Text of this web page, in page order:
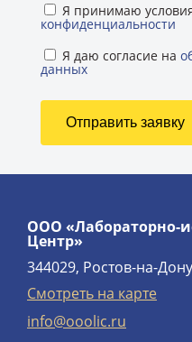
Я принимаю
конфиденциальности
Я даю согласие на
данных
ООО «Лабораторно-
Центр»
344029, Ростов-на-
Смотреть на карте
info@ooolic.ru